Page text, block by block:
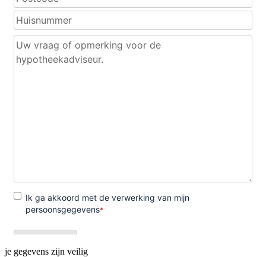
je gegevens zijn veilig